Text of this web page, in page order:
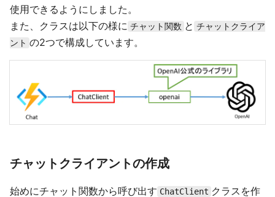
使用できるようにしました。
また、クラスは以下の様に チャット関数 と チャットクライア
ント の2つで構成しています。
チャットクライアントの作成
始めにチャット関数から呼び出す ChatClient クラスを作